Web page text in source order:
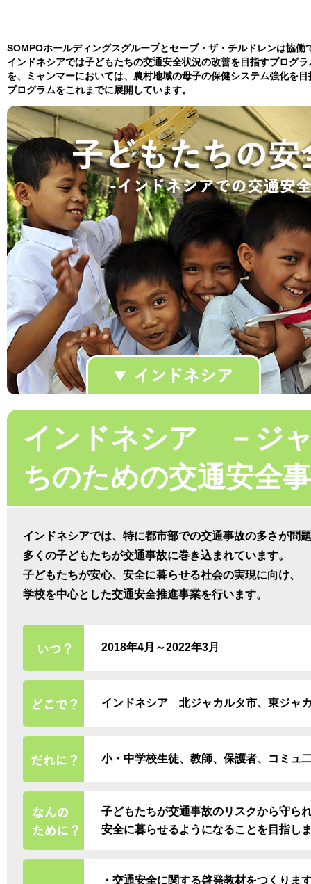
SOMPOホールディングスグループとセーブ・ザ・チルドレンは協働
インドネシアでは子どもたちの交通安全状況の改善を目指すプログラ
を、ミャンマーにおいては、農村地域の母子の保健システム強化を目
プログラムをこれまでに展開しています。
インドネシア －ジ
ちのための交通安全
インドネシアでは、特に都市部での交通事故の多さが問
多くの子どもたちが交通事故に巻き込まれています。
子どもたちが安心、安全に暮らせる社会の実現に向け、
学校を中心とした交通安全推進事業を行います。
2018年4月～2022年3月
インドネシア 北ジャカルタ市、東ジャ
小・中学校生徒、教師、保護者、コミュ
子どもたちが交通事故のリスクから守ら
安全に暮らせるようになることを目指し
・ 交通安全に関する啓発教材をつくりま